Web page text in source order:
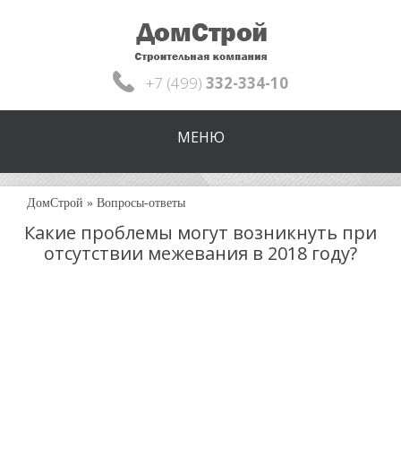
+7 (499) 332-334-10
МЕНЮ
ДомСтрой » Вопросы-ответы
Какие проблемы могут возникнуть при
отсутствии межевания в 2018 году?